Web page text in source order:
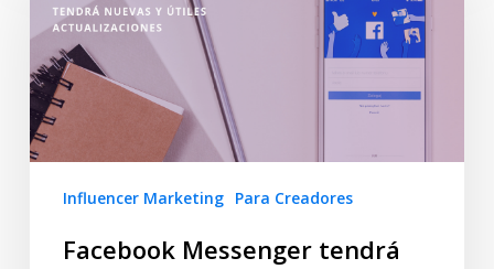
Influencer Marketing Para Creadores
Facebook Messenger tendrá